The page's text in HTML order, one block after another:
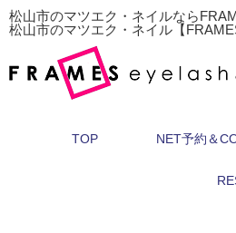
松山市のマツエク・ネイルなら
松山市のマツエク・ネイル【
TOP NET予約＆